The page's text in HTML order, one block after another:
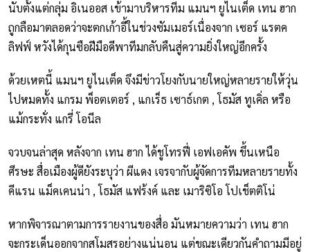
นับตั้งแต่กลุ่ม อิเนออส เข้ามาบริหารทีม แมนฯ ยูไนเต็ด เทน ฮาก
ถูกลือมาตลอดว่าจะตกเก้าอี้ในช่วงซัมเมอร์เนื่องจาก เซอร์ แรตค
ลิฟฟ์ หวังได้กุนซือฝีมือดีพาทีมกลับคืนสู่ความยิ่งใหญ่อีกครั้ง
ด้วยเหตนี้ แมนฯ ยูไนเต็ด จึงมีข่าวโยงกับนายใหญ่หลายรายให้วุ่น
ไปหมดทั้ง แกรม พ็อตเตอร์ , แกเร็ธ เซาธ์เกต , โธมัส ทูเคิ่ล หรือ
แม้กระทั่ง แกรี่ โอนีล
จวบจนล่าสุด หลังจาก เทน ฮาก ได้ชูโทรฟี่ เอฟเอคัพ ขึ้นเหนือ
ศีรษะ สื่อเมืองผู้ดียังระบุว่า ผีแดง เจรจากับผู้จัดการทีมหลายรายทั้ง
คีแรน แม็คเคนน่า , โธมัส แฟร้งค์ และ เมาริซิโอ โปเช็ตติโน่
หากพิจารณาตามการรายงานของสื่อ มันหมายความว่า เทน ฮาก
จะกระเด็นออกจากสโมสรอย่างแน่นอน แต่ขณะเดียวกันคำถามมีอยู่